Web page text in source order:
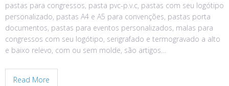
pastas para congressos, pasta pvc-p.v.c, pastas com seu logótipo
personalizado, pastas A4 e A5 para convenções, pastas porta
documentos, pastas para eventos personalizados, malas para
congressos com seu logótipo, serigrafado e termogravado a alto
e baixo relevo, com ou sem molde, são artigos…
Read More